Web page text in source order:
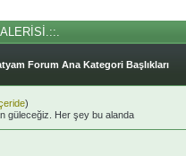
Forum Ana Kategori Başlıkları
)
güleceğiz. Her şey bu alanda